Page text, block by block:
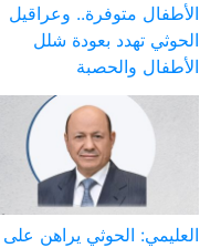
الأطفال متوفرة.. وعراقيل
الحوثي تهدد بعودة شلل
الأطفال والحصبة
العليمي: الحوثي يراهن على